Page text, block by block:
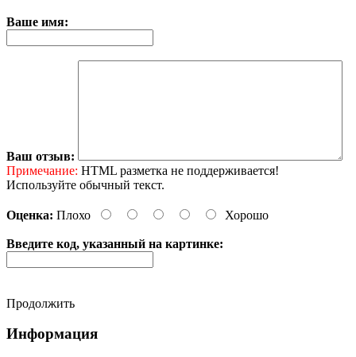
Ваше имя:
Ваш отзыв:
Примечание: HTML разметка не поддерживается!
Используйте обычный текст.
Оценка: Плохо Хорошо
Введите код, указанный на картинке:
Продолжить
Информация